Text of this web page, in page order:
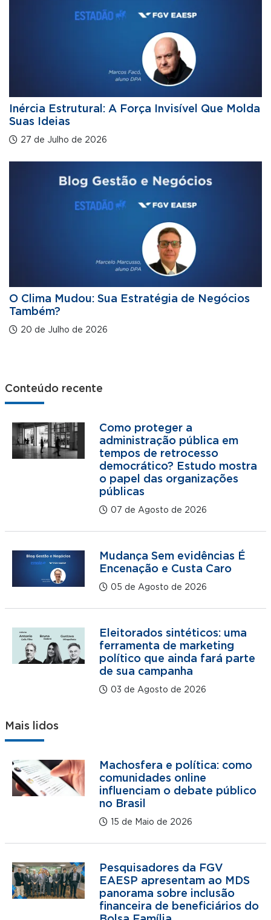
Inércia Estrutural: A Força Invisível Que Molda
Suas Ideias
27 de Julho de 2026
O Clima Mudou: Sua Estratégia de Negócios
Também?
20 de Julho de 2026
Conteúdo recente
Como proteger a
administração pública em
tempos de retrocesso
democrático? Estudo mostra
o papel das organizações
públicas
07 de Agosto de 2026
Mudança Sem evidências É
Encenação e Custa Caro
05 de Agosto de 2026
Eleitorados sintéticos: uma
ferramenta de marketing
político que ainda fará parte
de sua campanha
03 de Agosto de 2026
Mais lidos
Machosfera e política: como
comunidades online
influenciam o debate público
no Brasil
15 de Maio de 2026
Pesquisadores da FGV
EAESP apresentam ao MDS
panorama sobre inclusão
financeira de beneficiários do